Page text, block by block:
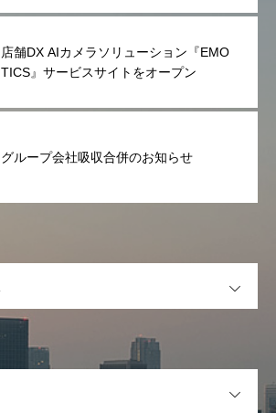
ままに、常設利用のニーズにも対応～
店舗DX AIカメラソリューション『EMO
TICS』サービスサイトをオープン
グループ会社吸収合併のお知らせ